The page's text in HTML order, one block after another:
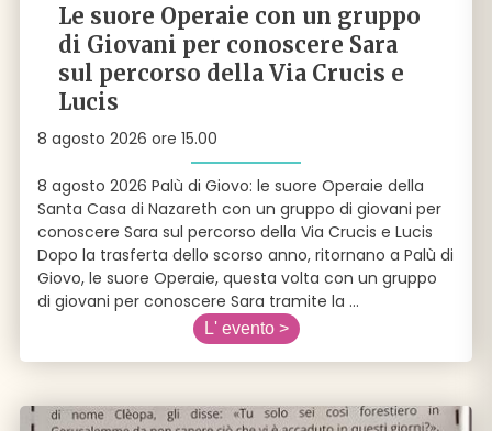
Le suore Operaie con un gruppo
di Giovani per conoscere Sara
sul percorso della Via Crucis e
Lucis
8 agosto 2026 ore 15.00
8 agosto 2026 Palù di Giovo: le suore Operaie della
Santa Casa di Nazareth con un gruppo di giovani per
conoscere Sara sul percorso della Via Crucis e Lucis
Dopo la trasferta dello scorso anno, ritornano a Palù di
Giovo, le suore Operaie, questa volta con un gruppo
di giovani per conoscere Sara tramite la ...
L' evento >